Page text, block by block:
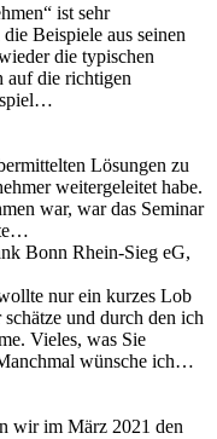
ist sehr
Beispiele aus seinen
die typischen
auf die richtigen
Lösungen zu
weitergeleitet habe.
war, war das Seminar
Bonn Rhein-Sieg eG,
nur ein kurzes Lob
und durch den ich
Vieles, was Sie
wünsche ich…
wir im März 2021 den